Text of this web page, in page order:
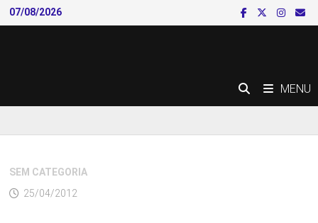
Skip
to
07/08/2026
MENU
SEM CATEGORIA
25/04/2012